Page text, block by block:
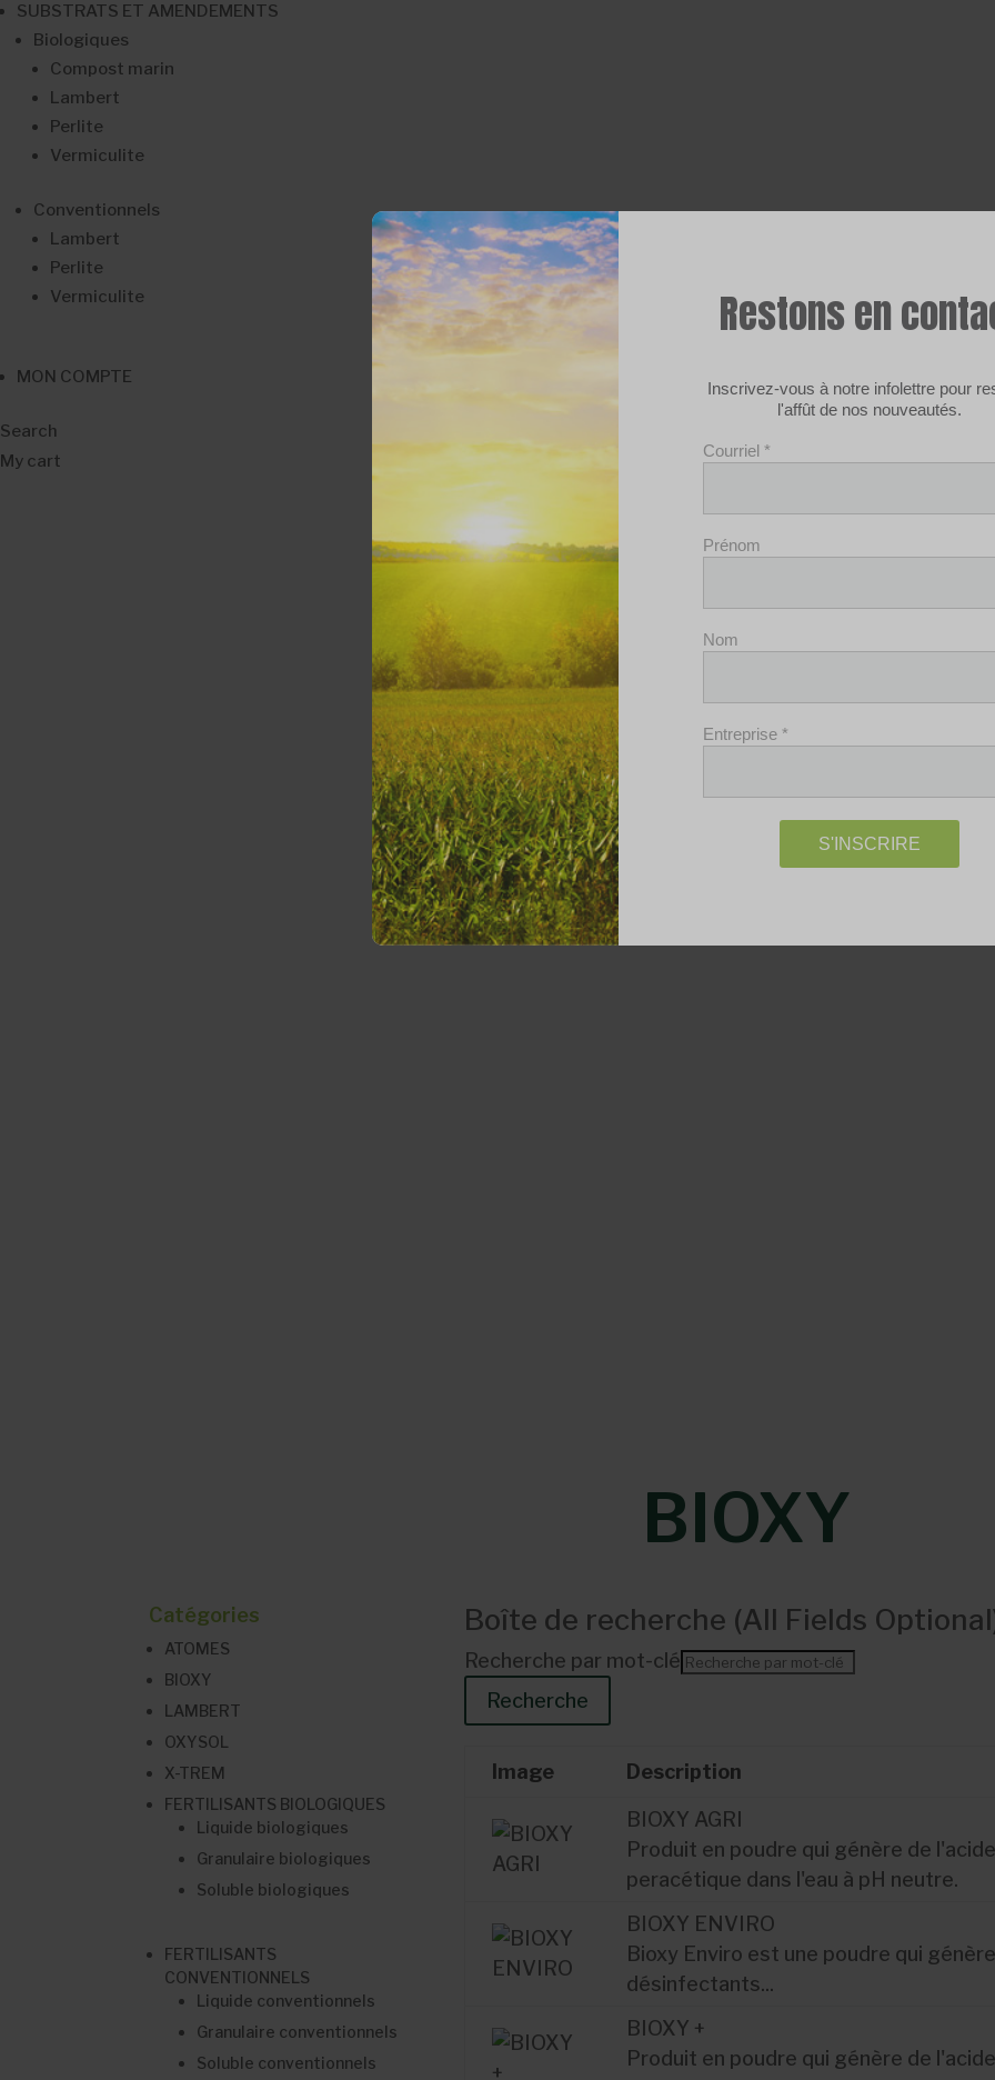
SUBSTRATS ET AMENDEMENTS
Biologiques
Compost marin
Lambert
Perlite
Vermiculite
Conventionnels
Lambert
Perlite
Vermiculite
MON COMPTE
Search
My cart
BIOXY
BIOXY
Catégories
ATOMES
BIOXY
LAMBERT
OXYSOL
X-TREM
FERTILISANTS BIOLOGIQUES
Liquide biologiques
Granulaire biologiques
Soluble biologiques
FERTILISANTS
CONVENTIONNELS
Liquide conventionnels
Granulaire conventionnels
Soluble conventionnels
Boîte de recherche (All Fields Optional
Recherche par mot-clé
Recherche
Image Description
BIOXY AGRI
Produit en poudre qui génère de l'acide
peracétique dans l'eau à pH neutre.
BIOXY ENVIRO
Bioxy Enviro est une poudre qui
désinfectants...
BIOXY +
Produit en poudre qui génère de l'acide
Restons en
Inscrivez-vous à notre infolettre pour
l'affût de nos nouveautés.
Courriel*
Prénom
Nom
Entreprise*
S'INSCRIRE